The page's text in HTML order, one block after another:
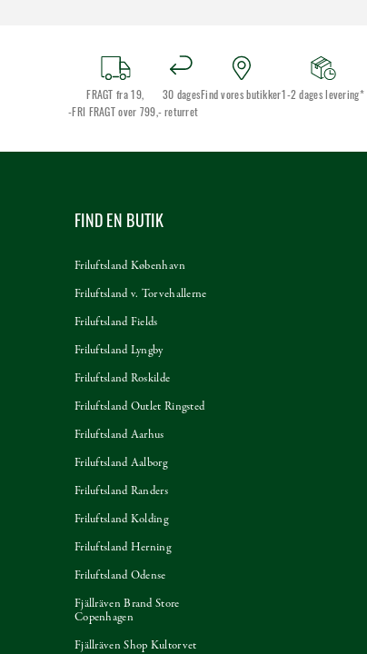
FRAGT fra 19,
-FRI FRAGT over 799,-
30 dages
returret
Find vores butikker 1-2 dages levering*
FIND EN BUTIK
Friluftsland København
Friluftsland v. Torvehallerne
Friluftsland Fields
Friluftsland Lyngby
Friluftsland Roskilde
Friluftsland Outlet Ringsted
Friluftsland Aarhus
Friluftsland Aalborg
Friluftsland Randers
Friluftsland Kolding
Friluftsland Herning
Friluftsland Odense
Fjällräven Brand Store
Copenhagen
Fjällräven Shop Kultorvet